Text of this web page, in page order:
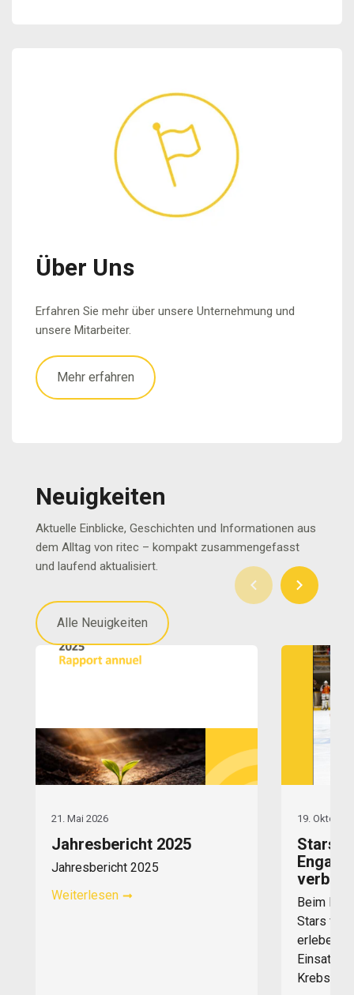
Über Uns
Erfahren Sie mehr über unsere Unternehmung und
unsere Mitarbeiter.
Mehr erfahren
Neuigkeiten
Aktuelle Einblicke, Geschichten und Informationen aus
dem Alltag von ritec – kompakt zusammengefasst
und laufend aktualisiert.
Alle Neuigkeiten
21. Mai 2026
Jahresbericht 2025
Jahresbericht 2025
Weiterlesen
19. Oktober
Stars
Beim
Stars for
erleben,
Einsatz